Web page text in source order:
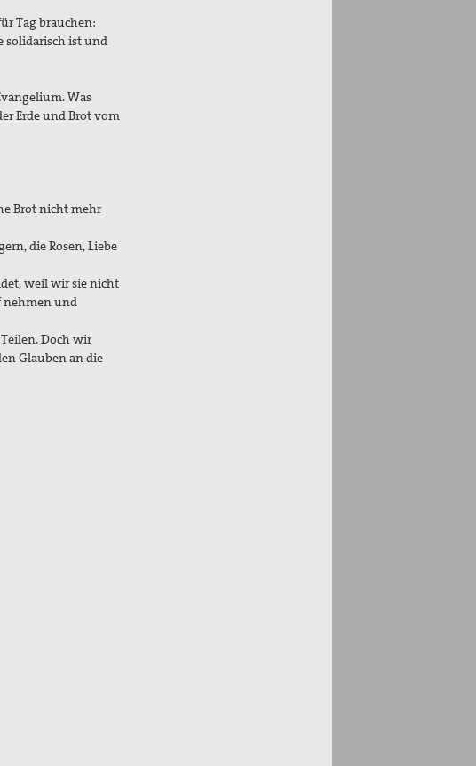
Tag brauchen:
solidarisch ist und
Was
Erde und Brot vom
Brot nicht mehr
die Rosen, Liebe
weil wir sie nicht
nehmen und
Doch wir
Glauben an die